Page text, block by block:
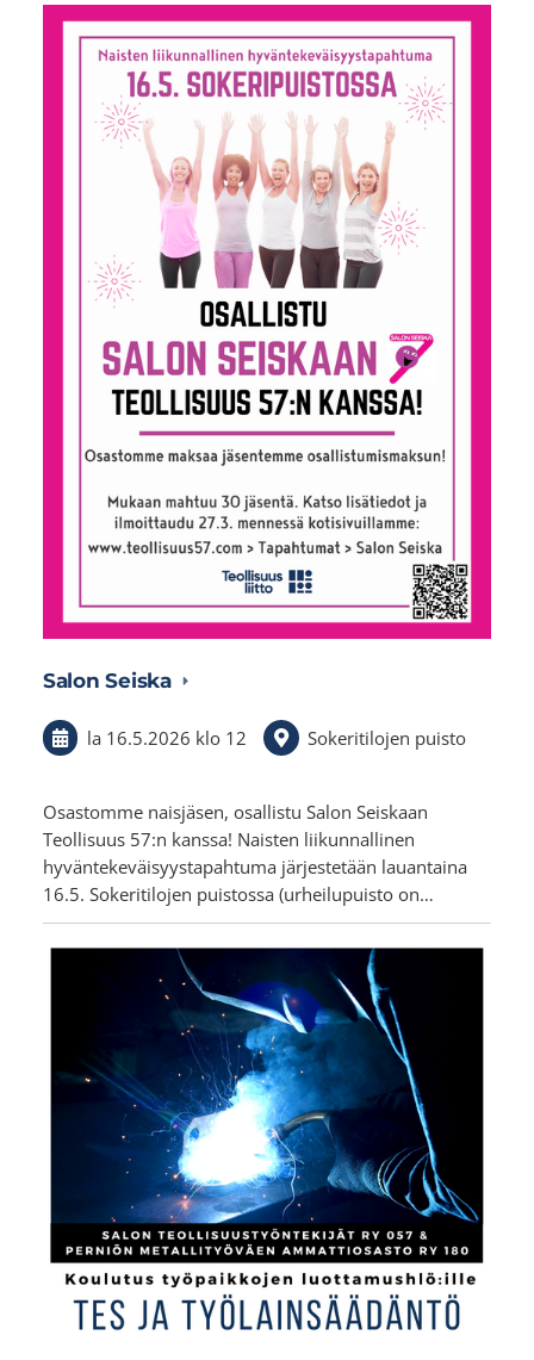
Salon Seiska
la 16.5.2026 klo 12 Sokeritilojen puisto
Osastomme naisjäsen, osallistu Salon Seiskaan
Teollisuus 57:n kanssa! Naisten liikunnallinen
hyväntekeväisyystapahtuma järjestetään lauantaina
16.5. Sokeritilojen puistossa (urheilupuisto on…